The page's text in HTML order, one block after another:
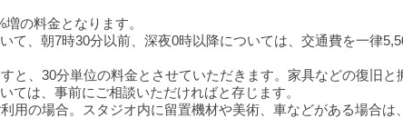
の料金となります。
て、朝7時30分以前、深夜0時以降については、交通費を一律
と、30分単位の料金とさせていただきます。家具などの復旧と
ては、事前にご相談いただければと存じます。
用の場合。スタジオ内に留置機材や美術、車などがある場合は